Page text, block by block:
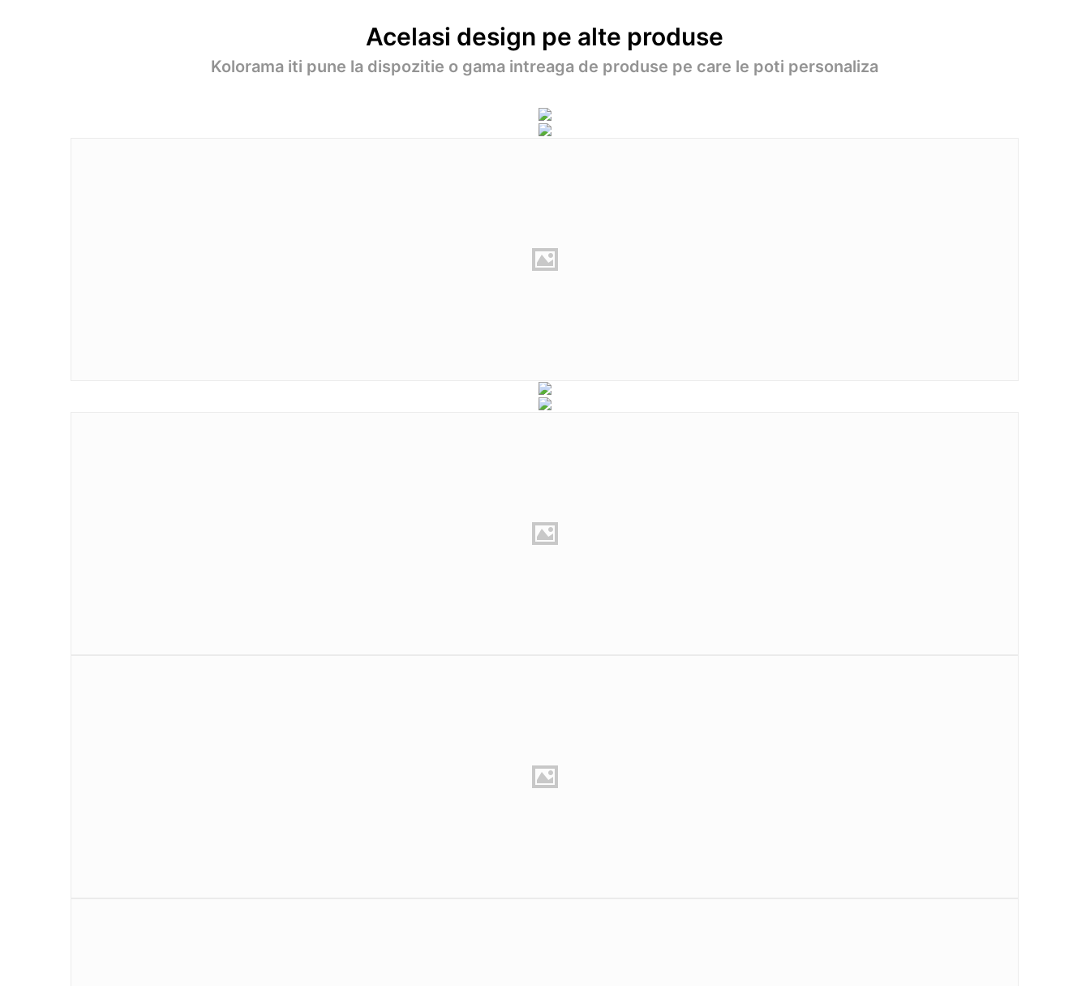
Acelasi design pe alte produse
Kolorama iti pune la dispozitie o gama intreaga de produse pe care le poti personaliza